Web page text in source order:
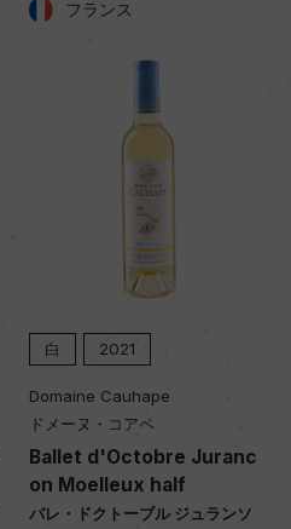
フランス
白 2021
Domaine Cauhape
ドメーヌ・コアペ
Ballet d'Octobre Juranc
on Moelleux half
バレ・ドクトーブル ジュランソ